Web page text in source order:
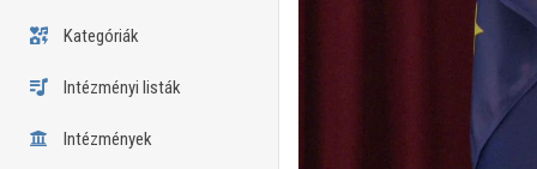
Kategóriák
Intézményi listák
Intézmények